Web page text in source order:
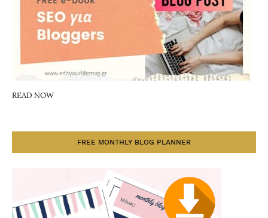
READ NOW
FREE MONTHLY BLOG PLANNER